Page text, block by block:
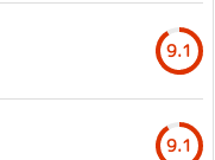
9.1
9.1